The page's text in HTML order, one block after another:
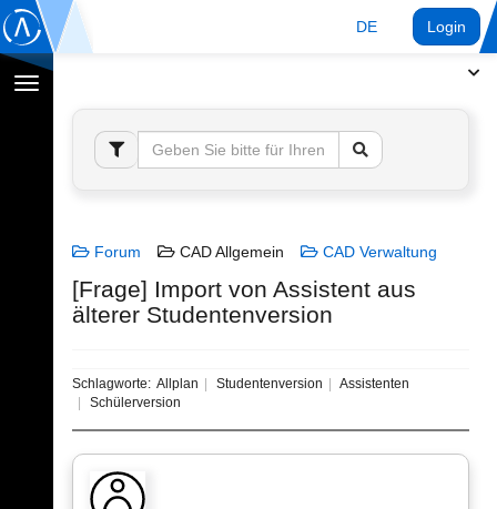
DE Login
Navigation
umschalten
Forum CAD Allgemein CAD Verwaltung
[Frage] Import von Assistent aus
älterer Studentenversion
Schlagworte: Allplan Studentenversion
Assistenten
Schülerversion